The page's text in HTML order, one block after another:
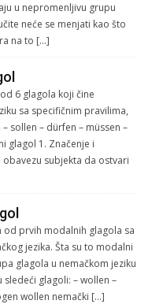
u nepromenljivu grupu
neće se menjati kao što
na to […]
6 glagola koji čine
sa specifičnim pravilima,
sollen – dürfen – müssen –
glagol 1. Značenje i
subjekta da ostvari
prvih modalnih glagola sa
jezika. Šta su to modalni
glagola u nemačkom jeziku
glagoli: – wollen –
wollen nemački […]